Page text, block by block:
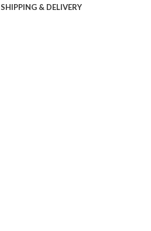
SHIPPING & DELIVERY